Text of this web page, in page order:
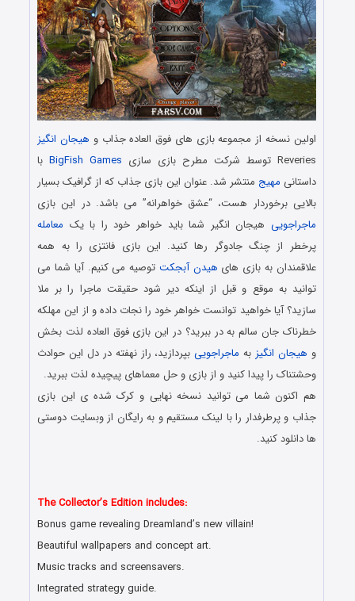
اولین نسخه از مجموعه بازی های فوق العاده جذاب و هیجان انگیز
Reveries توسط شرکت مطرح بازی سازی
BigFish Gamesبا
داستانی مهیج منتشر شد. عنوان این بازی جذاب که از گرافیک بسیار
بالایی برخوردار هست، “عشق خواهرانه” می باشد. در این بازی
ماجراجویی هیجان انگیر شما باید خواهر خود را با یک معامله
پرخطر از چنگ جادوگر رها کنید. این بازی فانتزی را به همه
علاقمندان به بازی های هیدن آبجکت توصیه می کنیم. آیا شما می
توانید به موقع و قبل از اینکه دیر شود حقیقت ماجرا را بر ملا
سازید؟ آیا خواهید توانست خواهر خود را نجات داده و از این مهلکه
خطرناک جان سالم به در ببرید؟ در این بازی فوق العاده لذت بخش
و هیجان انگیزبه ماجراجوییبپردازید، راز نهفته در دل این حوادث
وحشتناک را پیدا کنید و از بازی و حل معماهای پیچیده لذت ببرید.
هم اکنون شما می توانید نسخه نهایی و کرک شده ی این بازی
جذاب و پرطرفدار را با لینک مستقیم و به رایگان از وبسایت دوستی
ها دانلود کنید.
The Collector’s Edition includes:
Bonus game revealing Dreamland’s new villain!
Beautiful wallpapers and concept art.
Music tracks and screensavers.
Integrated strategy guide.